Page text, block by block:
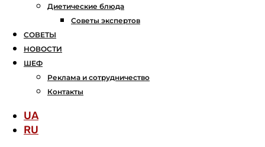
Диетические блюда
Советы экспертов
СОВЕТЫ
НОВОСТИ
ШЕФ
Реклама и сотрудничество
Контакты
UA
RU